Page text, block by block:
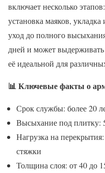
включает несколько
установка маяков,
уход до полного
дней и может
её идеальной для
📊 Ключевые факты о
Срок службы: более 20
Высыхание под плитку:
Нагрузка на
стяжки
Толщина слоя: от 40 до